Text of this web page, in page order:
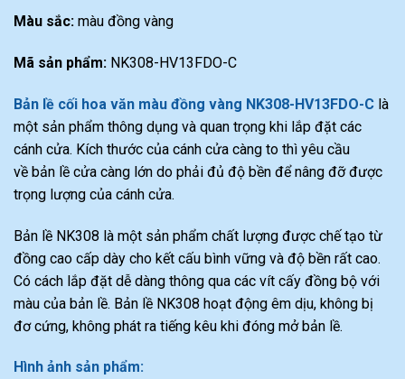
Màu sắc: màu đồng vàng
Mã sản phẩm: NK308-HV13FDO-C
Bản lề cối hoa văn màu đồng vàng NK308-HV13FDO-C là
một sản phẩm thông dụng và quan trọng khi lắp đặt các
cánh cửa. Kích thước của cánh cửa càng to thì yêu cầu
về bản lề cửa càng lớn do phải đủ độ bền để nâng đỡ được
trọng lượng của cánh cửa.
Bản lề NK308 là một sản phẩm chất lượng được chế tạo từ
đồng cao cấp dày cho kết cấu bình vững và độ bền rất cao.
Có cách lắp đặt dễ dàng thông qua các vít cấy đồng bộ với
màu của bản lề. Bản lề NK308 hoạt động êm dịu, không bị
đơ cứng, không phát ra tiếng kêu khi đóng mở bản lề.
Hình ảnh sản phẩm: